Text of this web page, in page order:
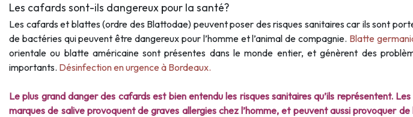
Les cafards sont-ils dangereux pour la santé?
Les cafards et blattes (ordre des Blattodae) peuvent poser des risques sanitaires car ils sont
de bactéries qui peuvent être dangereux pour l’homme et l’animal de compagnie. Blatte
orientale ou blatte américaine sont présentes dans le monde entier, et génèrent des
importants. Désinfection en urgence à Bordeaux.
Le plus grand danger des cafards est bien entendu les risques sanitaires qu’ils représentent.
marques de salive provoquent de graves allergies chez l’homme, et peuvent aussi provoquer de